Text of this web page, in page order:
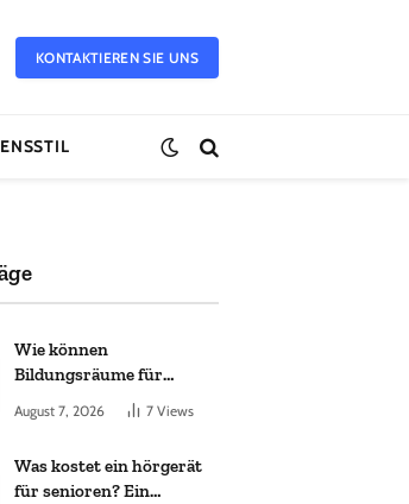
KONTAKTIEREN SIE UNS
Wie können
Bildungsräume für
Flüchtlingskinder schnell
geschaffen werden?
August 7, 2026 7 Views
Was kostet ein hörgerät
für senioren? Ein